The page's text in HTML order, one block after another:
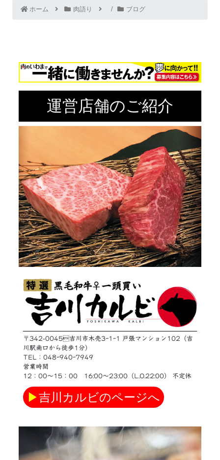
ホーム 肉語り ブログ
運営店舗のご紹介
〒342-0045吉川市木売3ｰ1ｰ1 戸張マンション102（吉
川駅南口から徒歩1分）
TEL：048ｰ940ｰ7949
営業時間
12：00〜15：00 16:00〜23:00（L.O.22:00） 不定休
▶吉川カルビのページへ